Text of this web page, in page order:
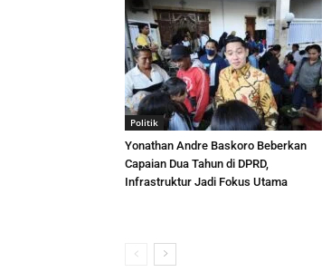
Politik
Yonathan Andre Baskoro Beberkan
Capaian Dua Tahun di DPRD,
Infrastruktur Jadi Fokus Utama